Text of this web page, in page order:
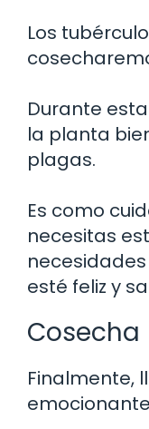
Los
Durante
la planta
plagas.
Es como
necesitas
esté feliz y
Cosecha
Finalmente,